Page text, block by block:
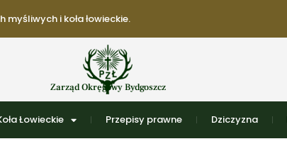
i koła łowieckie.
Zarząd Okręgowy Bydgoszcz
Łowieckie Przepisy prawne Dziczyzna